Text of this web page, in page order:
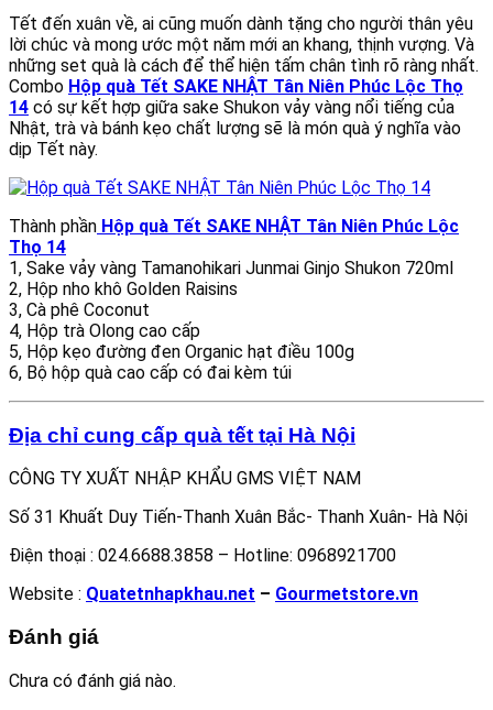
Tết đến xuân về, ai cũng muốn dành tặng cho người thân yêu
lời chúc và mong ước một năm mới an khang, thịnh vượng. Và
những set quà là cách để thể hiện tấm chân tình rõ ràng nhất.
Combo Hộp quà Tết SAKE NHẬT Tân Niên Phúc Lộc Thọ
14 có sự kết hợp giữa sake Shukon vảy vàng nổi tiếng của
Nhật, trà và bánh kẹo chất lượng sẽ là món quà ý nghĩa vào
dịp Tết này.
Thành phần Hộp quà Tết SAKE NHẬT Tân Niên Phúc Lộc
Thọ 14
1, Sake vảy vàng Tamanohikari Junmai Ginjo Shukon 720ml
2, Hộp nho khô Golden Raisins
3, Cà phê Coconut
4, Hộp trà Olong cao cấp
5, Hộp kẹo đường đen Organic hạt điều 100g
6, Bộ hộp quà cao cấp có đai kèm túi
Địa chỉ cung cấp quà tết tại Hà Nội
CÔNG TY XUẤT NHẬP KHẨU GMS VIỆT NAM
Số 31 Khuất Duy Tiến-Thanh Xuân Bắc- Thanh Xuân- Hà Nội
Điện thoại : 024.6688.3858 – Hotline: 0968921700
Website : Quatetnhapkhau.net – Gourmetstore.vn
Đánh giá
Chưa có đánh giá nào.